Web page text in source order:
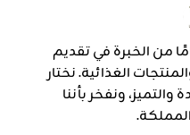
فيفا - أكثر من 45 عامًا من الخبرة في تقديم
الغذائية. نختار
ونفخر بأننا